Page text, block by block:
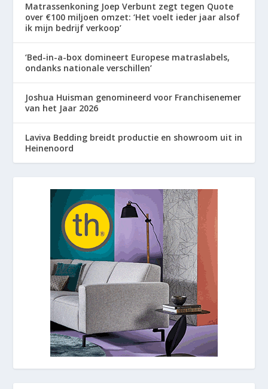
Matrassenkoning Joep Verbunt zegt tegen Quote
over €100 miljoen omzet: ‘Het voelt ieder jaar alsof
ik mijn bedrijf verkoop’
‘Bed-in-a-box domineert Europese matraslabels,
ondanks nationale verschillen’
Joshua Huisman genomineerd voor Franchisenemer
van het Jaar 2026
Laviva Bedding breidt productie en showroom uit in
Heinenoord